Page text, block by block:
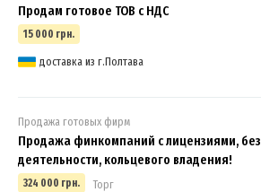
Продам готовое ТОВ с НДС
15 000 грн.
доставка из г.Полтава
Продажа готовых фирм
Продажа финкомпаний с лицензиями, без
деятельности, кольцевого владения!
324 000 грн.
Торг